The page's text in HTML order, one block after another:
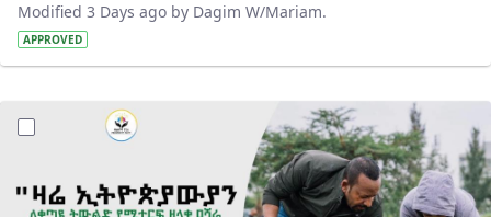
Modified 3 Days ago by Dagim W/Mariam.
APPROVED
?version=1.0&t=1785780482038&imageThumbnail=1